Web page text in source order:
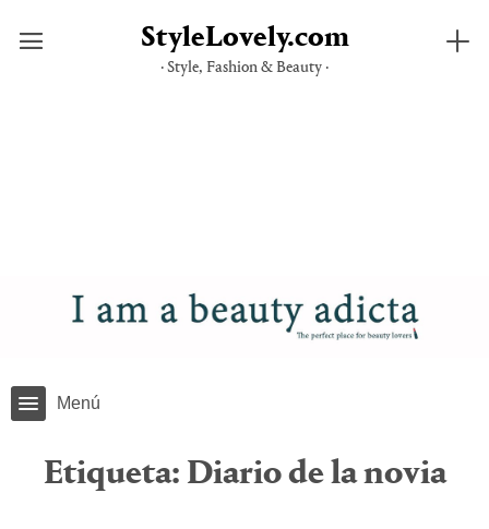
StyleLovely.com
· Style, Fashion & Beauty ·
Menú
Etiqueta: Diario de la novia